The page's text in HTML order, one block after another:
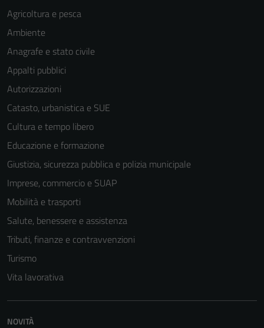
Agricoltura e pesca
Ambiente
Anagrafe e stato civile
Appalti pubblici
Autorizzazioni
Catasto, urbanistica e SUE
Cultura e tempo libero
Educazione e formazione
Giustizia, sicurezza pubblica e polizia municipale
Imprese, commercio e SUAP
Mobilità e trasporti
Salute, benessere e assistenza
Tributi, finanze e contravvenzioni
Turismo
Vita lavorativa
NOVITÀ
Questi cookie